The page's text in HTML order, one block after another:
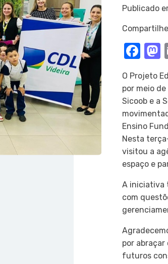
Publicado
Compartilhe
O Projeto
por meio
Sicoob e a
Ensino
Nesta
visitou a
espaço e
A iniciativa
com
por
futuros